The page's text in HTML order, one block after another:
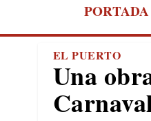
PORTADA
EL PUERTO
Una